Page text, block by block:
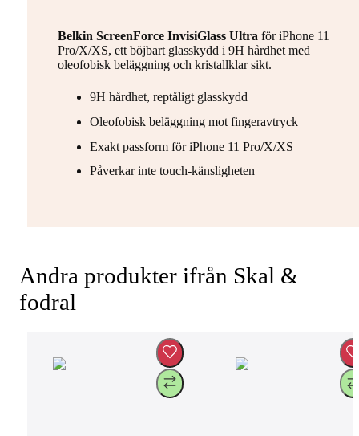
Belkin ScreenForce InvisiGlass Ultra för iPhone 11
Pro/X/XS, ett böjbart glasskydd i 9H hårdhet med
oleofobisk beläggning och kristallklar sikt.
9H hårdhet, reptåligt glasskydd
Oleofobisk beläggning mot fingeravtryck
Exakt passform för iPhone 11 Pro/X/XS
Påverkar inte touch-känsligheten
Andra produkter ifrån Skal &
fodral